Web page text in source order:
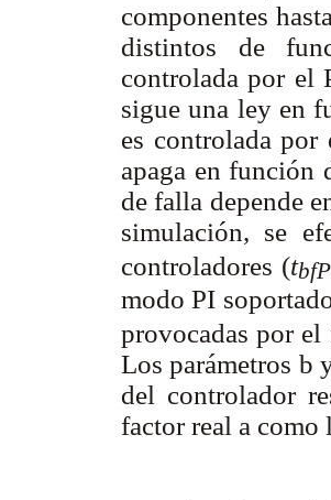
componentes
distintos de
controlada por el
sigue una ley en
es controlada por
apaga en función
de falla depende
simulación, se
controladores (t
modo PI
provocadas por
Los parámetros b
del controlador
factor real a